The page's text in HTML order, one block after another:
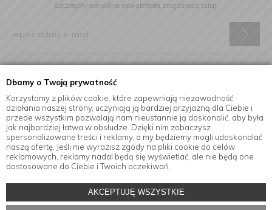
Dbamy o Twoją prywatność
Korzystamy z plików cookie, które zapewniają niezawodność
działania naszej strony, uczyniają ją bardziej przyjazną dla Ciebie i
przede wszystkim pozwalają nam nieustannie ją doskonalić, aby była
jak najbardziej łatwa w obsłudze. Dzięki nim zobaczysz
spersonalizowane treści i reklamy, a my będziemy mogli udoskonalać
naszą ofertę. Jeśli nie wyrazisz zgody na pliki cookie do celów
reklamowych, reklamy nadal będą się wyświetlać, ale nie będą one
dostosowane do Ciebie i Twoich oczekiwań.
AKCEPTUJĘ WSZYSTKIE
Szczegóły odnośnie newslettera znajdziesz tutaj.
elektroniczną na podany adres e-mail.
Informacje
Akcesoria kuchenne w sklepie internetowym MensaHome.eu